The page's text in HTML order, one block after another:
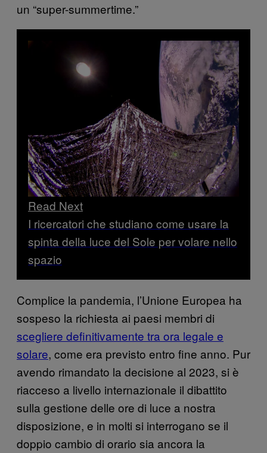
un “super-summertime.”
Read Next
I ricercatori che studiano come usare la
spinta della luce del Sole per volare nello
spazio
Complice la pandemia, l’Unione Europea ha
sospeso la richiesta ai paesi membri di
scegliere definitivamente tra ora legale e
solare, come era previsto entro fine anno. Pur
avendo rimandato la decisione al 2023, si è
riacceso a livello internazionale il dibattito
sulla gestione delle ore di luce a nostra
disposizione, e in molti si interrogano se il
doppio cambio di orario sia ancora la